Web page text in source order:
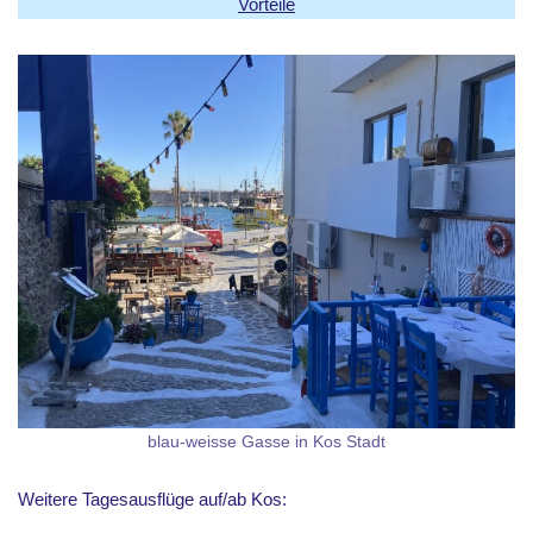
Vorteile
blau-weisse Gasse in Kos Stadt
Weitere Tagesausflüge auf/ab Kos: